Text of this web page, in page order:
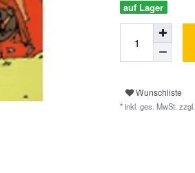
auf Lager
Wunschliste
* inkl. ges. MwSt. zzgl.